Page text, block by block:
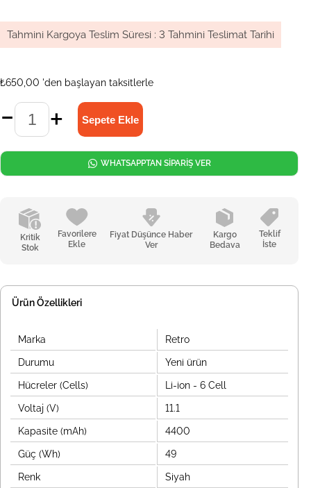
Tahmini Kargoya Teslim Süresi : 3 Tahmini Teslimat Tarihi
₺650,00 'den başlayan taksitlerle
Kritik
Stok
Favorilere
Ekle
Fiyat Düşünce Haber
Ver
Kargo
Bedava
Teklif
İste
WHATSAPPTAN SİPARİŞ VER
Ürün Özellikleri
Marka Retro
Durumu Yeni ürün
Hücreler (Cells) Li-ion - 6 Cell
Voltaj (V) 11.1
Kapasite (mAh) 4400
Güç (Wh) 49
Renk Siyah